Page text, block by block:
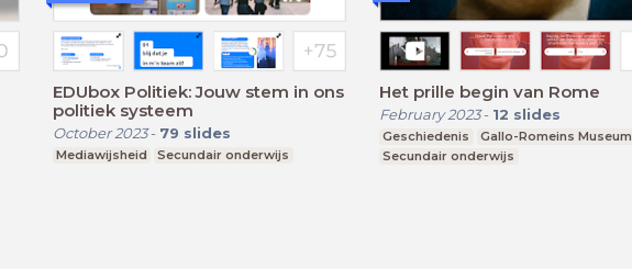
EDUbox Politiek: Jouw stem in ons
politiek systeem
October 2023- 79 slides
Mediawijsheid Secundair onderwijs
Het prille begin van Rome
February 2023- 12 slides
Geschiedenis Gallo-Romeins Museum
Secundair onderwijs